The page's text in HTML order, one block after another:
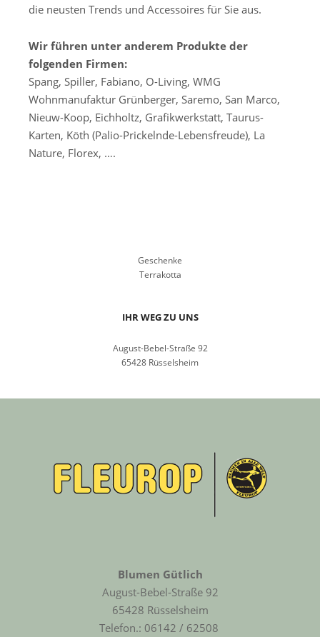
die neusten Trends und Accessoires für Sie aus.
Wir führen unter anderem Produkte der
folgenden Firmen:
Spang, Spiller, Fabiano, O-Living, WMG
Wohnmanufaktur Grünberger, Saremo, San Marco,
Nieuw-Koop, Eichholtz, Grafikwerkstatt, Taurus-
Karten, Köth (Palio-Prickelnde-Lebensfreude), La
Nature, Florex, ….
Geschenke
Terrakotta
IHR WEG ZU UNS
August-Bebel-Straße 92
65428 Rüsselsheim
Blumen Gütlich
August-Bebel-Straße 92
65428 Rüsselsheim
Telefon.: 06142 / 62508